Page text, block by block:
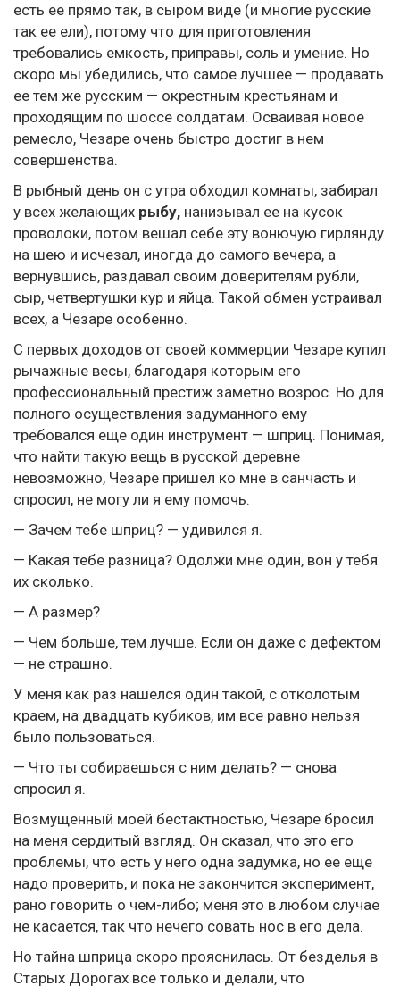
есть ее прямо так, в сыром виде (и многие русские
так ее ели), потому что для приготовления
требовались емкость, приправы, соль и умение. Но
скоро мы убедились, что самое лучшее — продавать
ее тем же русским — окрестным крестьянам и
проходящим по шоссе солдатам. Осваивая новое
ремесло, Чезаре очень быстро достиг в нем
совершенства.
В рыбный день он с утра обходил комнаты, забирал
у всех желающих рыбу, нанизывал ее на кусок
проволоки, потом вешал себе эту вонючую гирлянду
на шею и исчезал, иногда до самого вечера, а
вернувшись, раздавал своим доверителям рубли,
сыр, четвертушки кур и яйца. Такой обмен устраивал
всех, а Чезаре особенно.
С первых доходов от своей коммерции Чезаре купил
рычажные весы, благодаря которым его
профессиональный престиж заметно возрос. Но для
полного осуществления задуманного ему
требовался еще один инструмент — шприц. Понимая,
что найти такую вещь в русской деревне
невозможно, Чезаре пришел ко мне в санчасть и
спросил, не могу ли я ему помочь.
— Зачем тебе шприц? — удивился я.
— Какая тебе разница? Одолжи мне один, вон у тебя
их сколько.
— А размер?
— Чем больше, тем лучше. Если он даже с дефектом
— не страшно.
У меня как раз нашелся один такой, с отколотым
краем, на двадцать кубиков, им все равно нельзя
было пользоваться.
— Что ты собираешься с ним делать? — снова
спросил я.
Возмущенный моей бестактностью, Чезаре бросил
на меня сердитый взгляд. Он сказал, что это его
проблемы, что есть у него одна задумка, но ее еще
надо проверить, и пока не закончится эксперимент,
рано говорить о чем-либо; меня это в любом случае
не касается, так что нечего совать нос в его дела.
Но тайна шприца скоро прояснилась. От безделья в
Старых Дорогах все только и делали, что